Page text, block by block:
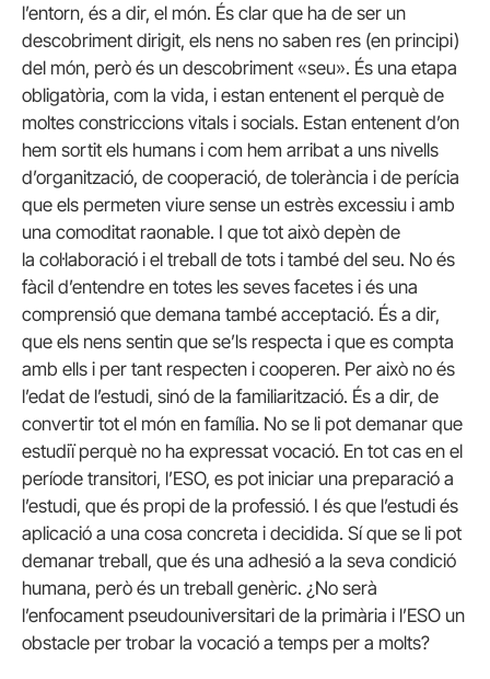
l’entorn, és a dir, el món. És clar que ha de ser un
descobriment dirigit, els nens no saben res (en principi)
del món, però és un descobriment «seu». És una etapa
obligatòria, com la vida, i estan entenent el perquè de
moltes constriccions vitals i socials. Estan entenent d’on
hem sortit els humans i com hem arribat a uns nivells
d’organització, de cooperació, de tolerància i de perícia
que els permeten viure sense un estrès excessiu i amb
una comoditat raonable. I que tot això depèn de
la col·laboració i el treball de tots i també del seu. No és
fàcil d’entendre en totes les seves facetes i és una
comprensió que demana també acceptació. És a dir,
que els nens sentin que se’ls respecta i que es compta
amb ells i per tant respecten i cooperen. Per això no és
l’edat de l’estudi, sinó de la familiarització. És a dir, de
convertir tot el món en família. No se li pot demanar que
estudiï perquè no ha expressat vocació. En tot cas en el
període transitori, l’ESO, es pot iniciar una preparació a
l’estudi, que és propi de la professió. I és que l’estudi és
aplicació a una cosa concreta i decidida. Sí que se li pot
demanar treball, que és una adhesió a la seva condició
humana, però és un treball genèric. ¿No serà
l’enfocament pseudouniversitari de la primària i l’ESO un
obstacle per trobar la vocació a temps per a molts?